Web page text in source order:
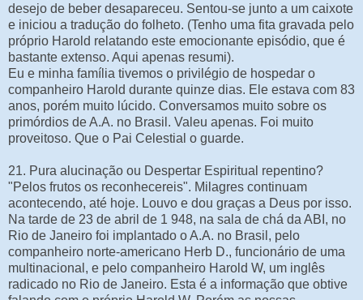
desejo de beber desapareceu. Sentou-se junto a um caixote
e iniciou a tradução do folheto. (Tenho uma fita gravada pelo
próprio Harold relatando este emocionante episódio, que é
bastante extenso. Aqui apenas resumi).
Eu e minha família tivemos o privilégio de hospedar o
companheiro Harold durante quinze dias. Ele estava com 83
anos, porém muito lúcido. Conversamos muito sobre os
primórdios de A.A. no Brasil. Valeu apenas. Foi muito
proveitoso. Que o Pai Celestial o guarde.
21. Pura alucinação ou Despertar Espiritual repentino?
"Pelos frutos os reconhecereis". Milagres continuam
acontecendo, até hoje. Louvo e dou graças a Deus por isso.
Na tarde de 23 de abril de 1 948, na sala de chá da ABI, no
Rio de Janeiro foi implantado o A.A. no Brasil, pelo
companheiro norte-americano Herb D., funcionário de uma
multinacional, e pelo companheiro Harold W, um inglês
radicado no Rio de Janeiro. Esta é a informação que obtive